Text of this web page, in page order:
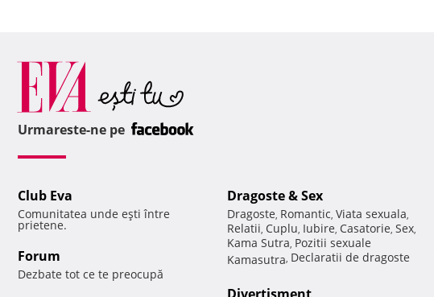
Urmareste-ne pe
Club Eva
Comunitatea unde eşti între
prietene.
Forum
Dezbate tot ce te preocupă
Dragoste & Sex
Dragoste, Romantic, Viata sexuala,
Relatii, Cuplu, Iubire, Casatorie, Sex,
Kama Sutra, Pozitii sexuale
Kamasutra, Declaratii de dragoste